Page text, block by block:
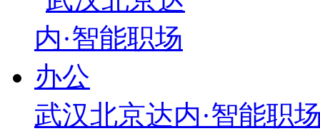
武汉北京达内·智能职